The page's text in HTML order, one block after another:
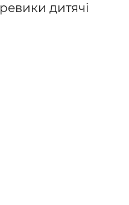
дитячі